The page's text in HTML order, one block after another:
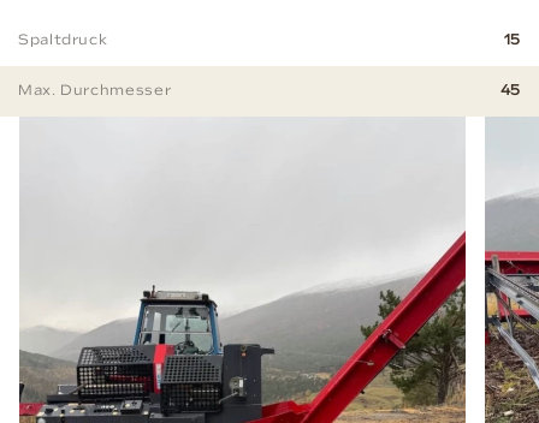
Spaltdruck 15
Max. Durchmesser 45